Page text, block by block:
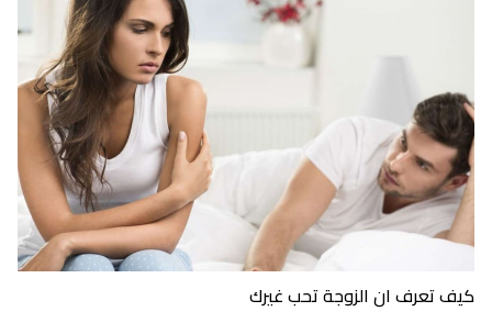
كيف تعرف ان الزوجة تحب غيرك